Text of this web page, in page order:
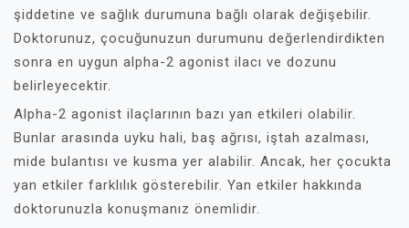
şiddetine ve sağlık durumuna bağlı olarak değişebilir.
Doktorunuz, çocuğunuzun durumunu değerlendirdikten
sonra en uygun alpha-2 agonist ilacı ve dozunu
belirleyecektir.
Alpha-2 agonist ilaçlarının bazı yan etkileri olabilir.
Bunlar arasında uyku hali, baş ağrısı, iştah azalması,
mide bulantısı ve kusma yer alabilir. Ancak, her çocukta
yan etkiler farklılık gösterebilir. Yan etkiler hakkında
doktorunuzla konuşmanız önemlidir.